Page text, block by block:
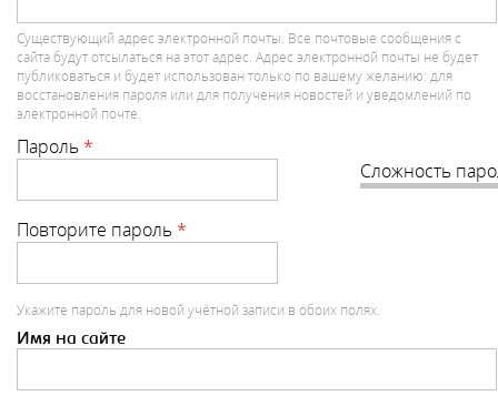
Существующий адрес электронной почты. Все почтовые сообщения с
сайта будут отсылаться на этот адрес. Адрес электронной почты не будет
публиковаться и будет использован только по вашему желанию: для
восстановления пароля или для получения новостей и уведомлений по
электронной почте.
Сложность
Пароль *
Повторите пароль *
Укажите пароль для новой учётной записи в обоих полях.
Имя на сайте